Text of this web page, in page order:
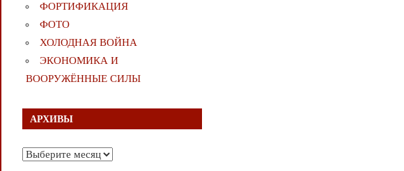
ФОРТИФИКАЦИЯ
ФОТО
ХОЛОДНАЯ ВОЙНА
ЭКОНОМИКА И
ВООРУЖЁННЫЕ СИЛЫ
АРХИВЫ
Архивы